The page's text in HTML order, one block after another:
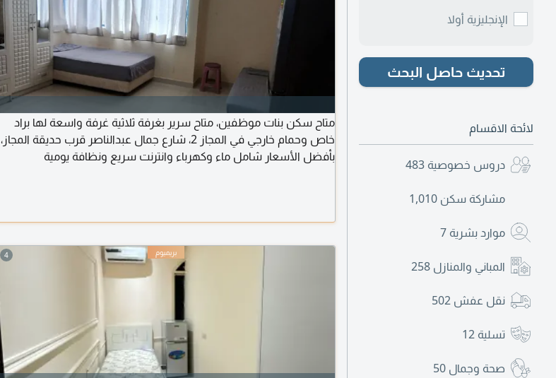
الإنجليزية أولا
تحديث حاصل البحث
لائحة الاقسام
دروس خصوصية 483
مشاركة سكن 1,010
موارد بشرية 7
المباني والمنازل 258
نقل عفش 502
تسلية 12
صحة وجمال 50
متاح سكن بنات موظفين، متاح سرير بغرفة ثلاثية غرفة واسعة لها براد
خاص وحمام خارجي في المجاز 2، شارع جمال عبدالناصر قرب حديقة المجاز،
بأفضل الأسعار شامل ماء وكهرباء وانترنت سريع ونظافة يومية
4